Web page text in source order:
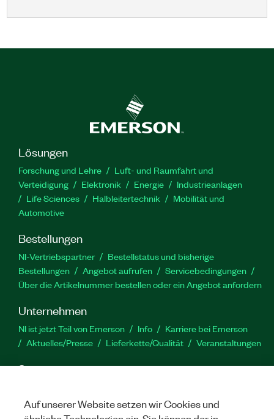
Lösungen
Forschung und Lehre
Luft- und Raumfahrt und
Verteidigung
Elektronik Energie
Industrieanlagen
Life Sciences
Halbleitertechnik
Mobilität und
Automotive
Bestellungen
NI-Vertriebspartner
Bestellstatus und bisherige
Bestellungen
Angebot aufrufen
Servicebedingungen
Über die Artikelnummer bestellen oder ein Angebot anfordern
Unternehmen
NI ist jetzt Teil von Emerson Info
Karriere bei Emerson
Aktuelles/Presse
Lieferkette/Qualität Veranstaltungen
Support
Produktaktivierung
Serviceanfrage stellen
Feedback
zur Website
Auf unserer Website setzen wir Cookies und